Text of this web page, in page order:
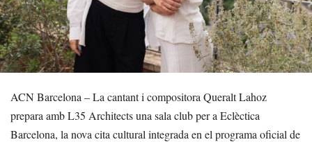
ACN Barcelona – La cantant i compositora Queralt Lahoz
prepara amb L35 Architects una sala club per a Eclèctica
Barcelona, la nova cita cultural integrada en el programa oficial de